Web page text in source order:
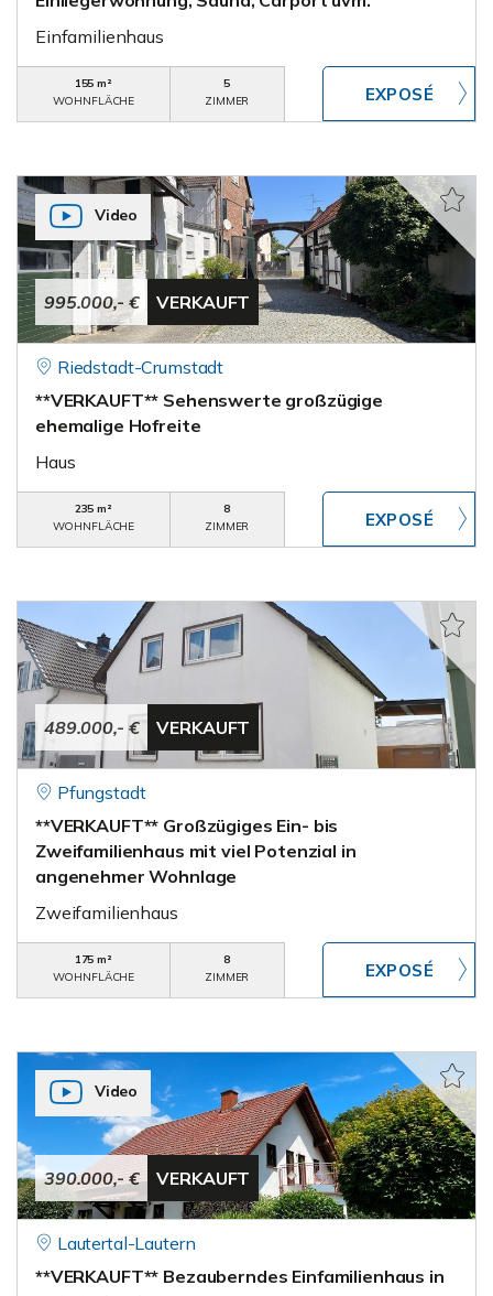
Einfamilienhaus
155 m²
WOHNFLÄCHE
5
ZIMMER
995.000,- € VERKAUFT
Video
Riedstadt-Crumstadt
**VERKAUFT** Sehenswerte großzügige
ehemalige Hofreite
Haus
235 m²
WOHNFLÄCHE
8
ZIMMER
489.000,- € VERKAUFT
Pfungstadt
**VERKAUFT** Großzügiges Ein- bis
Zweifamilienhaus mit viel Potenzial in
angenehmer Wohnlage
Zweifamilienhaus
175 m²
WOHNFLÄCHE
8
ZIMMER
390.000,- € VERKAUFT
Video
Lautertal-Lautern
**VERKAUFT** Bezauberndes Einfamilienhaus in